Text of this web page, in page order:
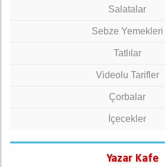
Salatalar
Sebze Yemekleri
Tatlılar
Videolu Tarifler
Çorbalar
İçecekler
Yazar Kafe